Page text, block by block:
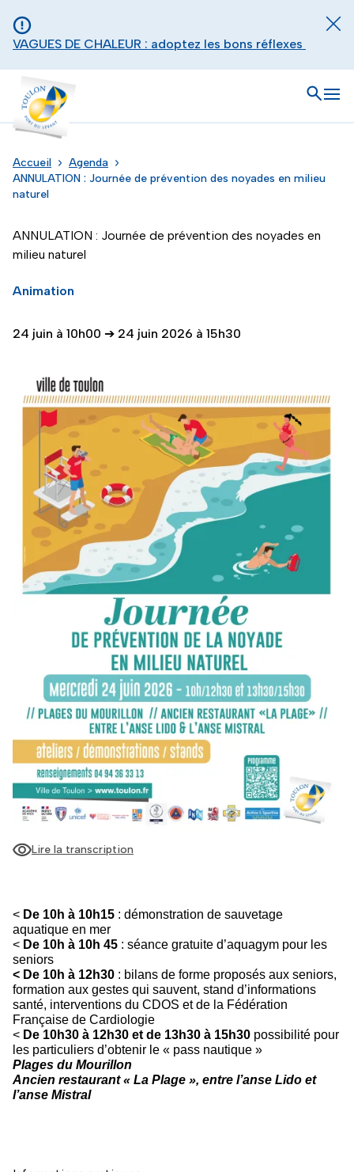
VAGUES DE CHALEUR : adoptez les bons réflexes
Toulon - Port du levant, retour à l'accueil
Ouvrir
Accueil
Agenda
ANNULATION : Journée de prévention des noyades en milieu
naturel
ANNULATION : Journée de prévention des noyades en
milieu naturel
Animation
24 juin à 10h00 ➔ 24 juin 2026 à 15h30
Lire la transcription
< De 10h à 10h15 : démonstration de sauvetage
aquatique en mer
< De 10h à 10h 45 : séance gratuite d’aquagym pour les
seniors
< De 10h à 12h30 : bilans de forme proposés aux seniors,
formation aux gestes qui sauvent, stand d’informations
santé, interventions du CDOS et de la Fédération
Française de Cardiologie
< De 10h30 à 12h30 et de 13h30 à 15h30 possibilité pour
les particuliers d’obtenir le « pass nautique »
Plages du Mourillon
Ancien restaurant « La Plage », entre l’anse Lido et
l’anse Mistral